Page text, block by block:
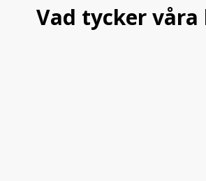
Vad tycker våra